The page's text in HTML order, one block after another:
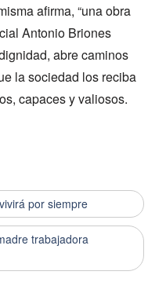
afirma, “una obra
Antonio Briones
abre caminos
la sociedad los reciba
capaces y valiosos.
por siempre
trabajadora